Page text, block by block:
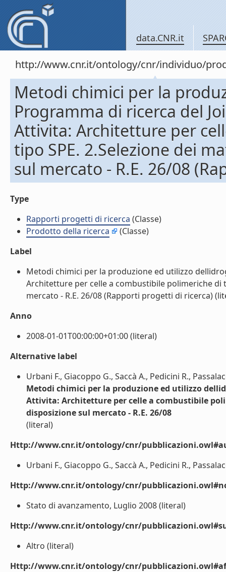
data.CNR.it
http://www.cnr.it/ontology/cnr/individuo/
Metodi chimici per la
Programma di ricerca del
Attivita: Architetture per
tipo SPE. 2.Selezione dei
sul mercato - R.E. 26/08
Type
Rapporti progetti di ricerca (Classe)
Prodotto della ricerca
(Classe)
Label
Metodi chimici per la produzione ed utilizzo
Architetture per celle a combustibile polimeriche di
mercato - R.E. 26/08 (Rapporti progetti di ricerca)
Anno
2008-01-01T00:00:00+01:00 (literal)
Alternative label
Urbani F., Giacoppo G., Saccà A., Pedicini R.,
Metodi chimici per la produzione ed utilizzo
Attivita: Architetture per celle a combustibile
disposizione sul mercato - R.E. 26/08
(literal)
Http://www.cnr.it/ontology/cnr/
Urbani F., Giacoppo G., Saccà A., Pedicini R.,
Http://www.cnr.it/ontology/cnr/
Stato di avanzamento, Luglio 2008 (literal)
Http://www.cnr.it/ontology/cnr/
Altro (literal)
Http://www.cnr.it/ontology/cnr/